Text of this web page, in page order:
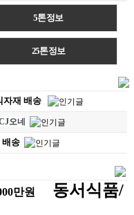
5톤 정보
25톤 정보
자재 배송
오네
배송
만원
동서식품/